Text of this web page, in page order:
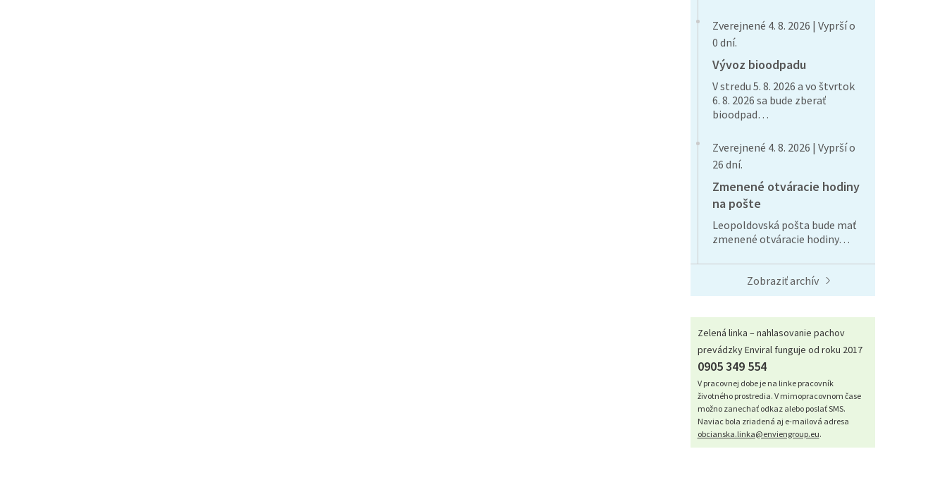
Zverejnené 4. 8. 2026 | Vyprší o
0 dní.
Vývoz bioodpadu
V stredu 5. 8. 2026 a vo štvrtok
6. 8. 2026 sa bude zberať
bioodpad…
Zverejnené 4. 8. 2026 | Vyprší o
26 dní.
Zmenené otváracie hodiny
na pošte
Leopoldovská pošta bude mať
zmenené otváracie hodiny…
Zobraziť archív
Zelená linka – nahlasovanie pachov
prevádzky Enviral funguje od roku 2017
0905 349 554
V pracovnej dobe je na linke pracovník
životného prostredia. V mimopracovnom čase
možno zanechať odkaz alebo poslať SMS.
Naviac bola zriadená aj e-mailová adresa
obcianska.linka@enviengroup.eu.